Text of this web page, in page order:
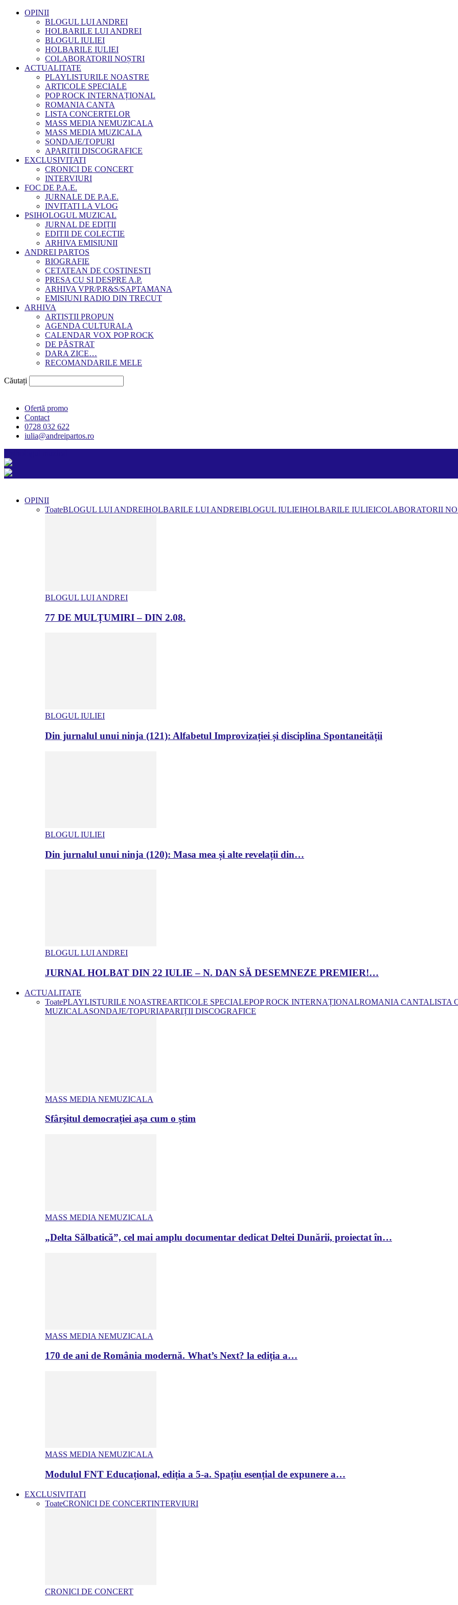
OPINII
BLOGUL LUI ANDREI
HOLBARILE LUI ANDREI
BLOGUL IULIEI
HOLBARILE IULIEI
COLABORATORII NOȘTRI
ACTUALITATE
PLAYLISTURILE NOASTRE
ARTICOLE SPECIALE
POP ROCK INTERNAȚIONAL
ROMANIA CANTA
LISTA CONCERTELOR
MASS MEDIA NEMUZICALA
MASS MEDIA MUZICALA
SONDAJE/TOPURI
APARIȚII DISCOGRAFICE
EXCLUSIVITATI
CRONICI DE CONCERT
INTERVIURI
FOC DE P.A.E.
JURNALE DE P.A.E.
INVITATI LA VLOG
PSIHOLOGUL MUZICAL
JURNAL DE EDIȚII
EDITII DE COLECTIE
ARHIVA EMISIUNII
ANDREI PARTOS
BIOGRAFIE
CETATEAN DE COSTINESTI
PRESA CU SI DESPRE A.P.
ARHIVA VPR/P.R&S/SAPTAMANA
EMISIUNI RADIO DIN TRECUT
ARHIVA
ARTIȘTII PROPUN
AGENDA CULTURALA
CALENDAR VOX POP ROCK
DE PĂSTRAT
DARA ZICE…
RECOMANDARILE MELE
Căutați
Ofertă promo
Contact
0728 032 622
iulia@andreipartos.ro
OPINII
ToateBLOGUL LUI ANDREIHOLBARILE LUI ANDREIBLOGUL IULIEIHOLBARILE IULIEICOLABORATORII
BLOGUL LUI ANDREI
77 DE MULȚUMIRI – DIN 2.08.
BLOGUL IULIEI
Din jurnalul unui ninja (121): Alfabetul Improvizației și disciplina Spontaneității
BLOGUL IULIEI
Din jurnalul unui ninja (120): Masa mea și alte revelații din…
BLOGUL LUI ANDREI
JURNAL HOLBAT DIN 22 IULIE – N. DAN SĂ DESEMNEZE PREMIER!…
ACTUALITATE
ToatePLAYLISTURILE NOASTREARTICOLE SPECIALEPOP ROCK INTERNAȚIONALROMANIA CANTALISTA
MUZICALASONDAJE/TOPURIAPARIȚII DISCOGRAFICE
MASS MEDIA NEMUZICALA
Sfârșitul democrației așa cum o știm
MASS MEDIA NEMUZICALA
„Delta Sălbatică”, cel mai amplu documentar dedicat Deltei Dunării, proiectat în…
MASS MEDIA NEMUZICALA
170 de ani de România modernă. What’s Next? la ediția a…
MASS MEDIA NEMUZICALA
Modulul FNT Educațional, ediția a 5-a. Spațiu esențial de expunere a…
EXCLUSIVITATI
ToateCRONICI DE CONCERTINTERVIURI
CRONICI DE CONCERT